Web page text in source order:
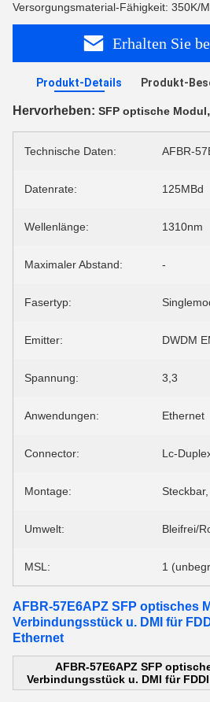
Versorgungsmaterial-Fähigkeit: 350K/
Erhalten Sie
Produkt-Details Produkt-
Hervorheben: SFP optische Modul,
Technische Daten: AFBR-
Datenrate: 125MBd
Wellenlänge: 1310nm
Maximaler Abstand: -
Fasertyp:
Emitter: DWDM
Spannung: 3,3
Anwendungen: Ethernet
Connector: Lc-
Montage:
Umwelt: Bleifrei/
MSL: 1
AFBR-57E6APZ SFP optisches
Verbindungsstück u. DMI für
Ethernet
AFBR-57E6APZ SFP
Verbindungsstück u. DMI für